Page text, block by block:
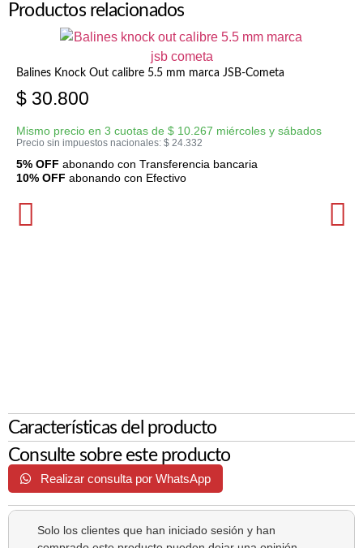
Productos relacionados
Balines Knock Out calibre 5.5 mm marca JSB-Cometa
$ 30.800
Mismo precio en 3 cuotas de $ 10.267 miércoles y sábados
Precio sin impuestos nacionales: $ 24.332
5% OFF abonando con Transferencia bancaria
10% OFF abonando con Efectivo
Características del producto
Consulte sobre este producto
Realizar consulta por WhatsApp
Solo los clientes que han iniciado sesión y han